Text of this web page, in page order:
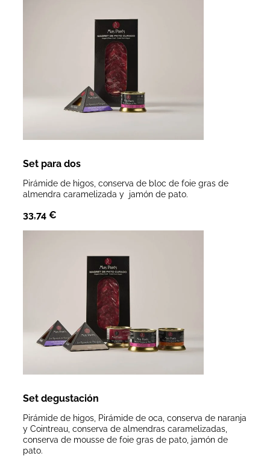
Set para dos
Pirámide de higos, conserva de bloc de foie gras de
almendra caramelizada y jamón de pato.
33,74 €
Set degustación
Pirámide de higos, Pirámide de oca, conserva de naranja
y Cointreau, conserva de almendras caramelizadas,
conserva de mousse de foie gras de pato, jamón de
pato.